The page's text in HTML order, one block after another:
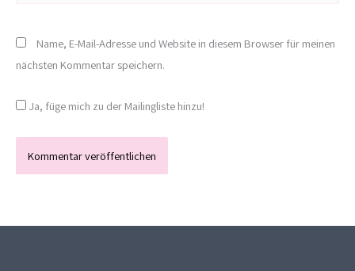
Name, E-Mail-Adresse und Website in diesem Browser für meinen
nächsten Kommentar speichern.
Ja, füge mich zu der Mailingliste hinzu!